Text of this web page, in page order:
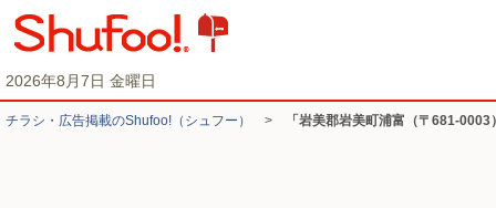
2026年8月7日 金曜日
チラシ・​広告掲載の​Shufoo!​（シュフー） > 「岩美郡岩美町浦富（〒681-